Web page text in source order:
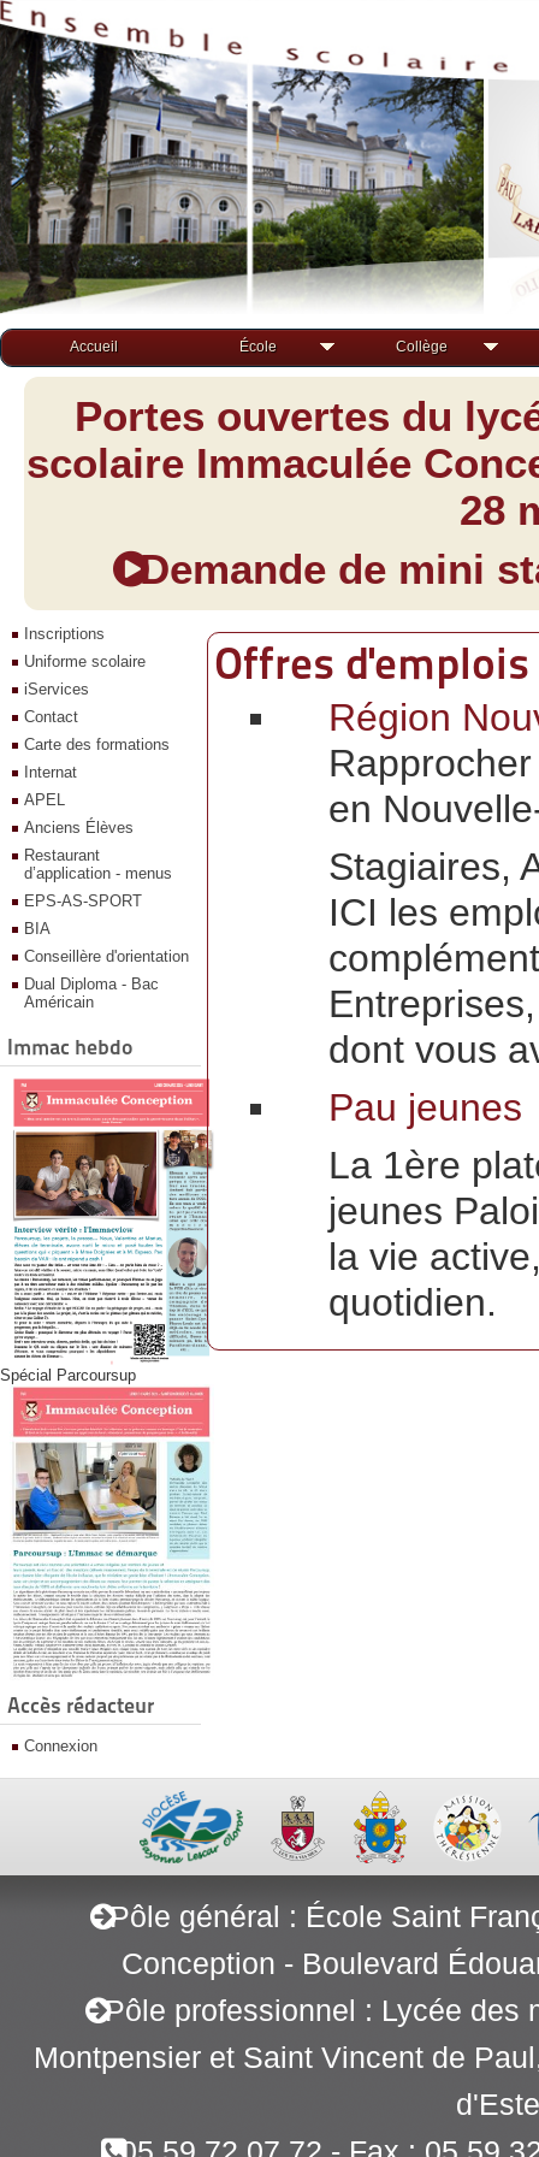
Accueil École Collège
Portes ouvertes du
scolaire Immaculée
28
Demande de mini
Inscriptions
Uniforme scolaire
iServices
Contact
Carte des formations
Internat
APEL
Anciens Élèves
Restaurant
d’application - menus
EPS-AS-SPORT
BIA
Conseillère d'orientation
Dual Diploma - Bac
Américain
Immac hebdo
Spécial Parcoursup
Accès rédacteur
Connexion
Offres d'emplois
Région
en
Stagiaires,
ICI les
dont vous
Pau jeunes
La 1ère
jeunes
la vie
quotidien.
Pôle général : École Saint
Conception - Boulevard
Pôle professionnel : Lycée des
Montpensier et Saint Vincent de